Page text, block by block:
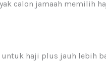
calon jamaah memilih
untuk haji plus jauh lebih